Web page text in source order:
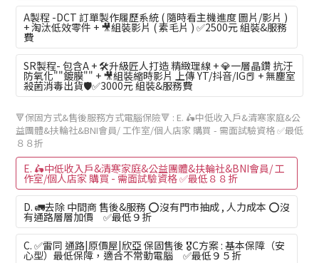
A製程 -DCT 訂單製作履歷系統 ( 隨時看主機進度 圖片/影片 )
+ 淘汰低效零件 + 🎥組裝影片 ( 素毛片 ) ✅2500元 組裝&服務
費
SR製程- 包含A + 🛠️升級匠人打造 精緻理線 + 💎一層晶鑽 抗汙
防氧化""鍍膜"" + 🎥組裝縮時影片 上傳 YT/抖音/IG📕 + 無塵室
殺菌消毒出貨🛡️✅3000元 組裝&服務費
🔻保固方式&售後服務方式電腦保險🔻 : E. 🛵中低收入戶&清寒家庭&公
益團體&扶輪社&BNI會員/ 工作室/個人店家 購買 - 需面試驗資格 ✅最低
８８折
E. 🛵中低收入戶&清寒家庭&公益團體&扶輪社&BNI會員/ 工
作室/個人店家 購買 - 需面試驗資格 ✅最低８８折
D. 🚛去除 中間商 售後&服務 ⭕沒有門市抽成 , 人力成本 ⭕沒
有通路層層加價 ✅最低９折
C. ✅雷同 通路|原價屋|欣亞 保固售後 🎖️C方案 : 基本保障（安
心型）最低保障，適合不常動電腦 ✅最低９５折